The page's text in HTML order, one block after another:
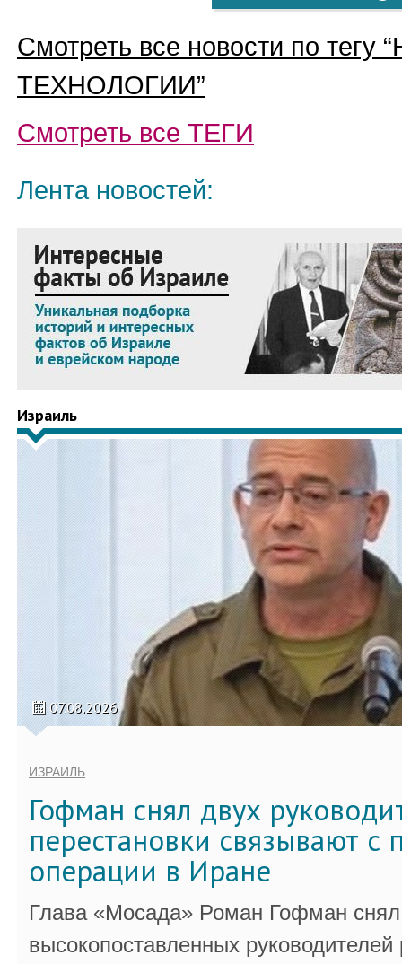
Смотреть все новости по тегу “
ТЕХНОЛОГИИ”
Смотреть все ТЕГИ
Лента новостей:
Израиль
07.08.2026
ИЗРАИЛЬ
Гофман снял двух
перестановки связывают с
операции в Иране
Глава «Мосада» Роман Гофман снял
высокопоставленных